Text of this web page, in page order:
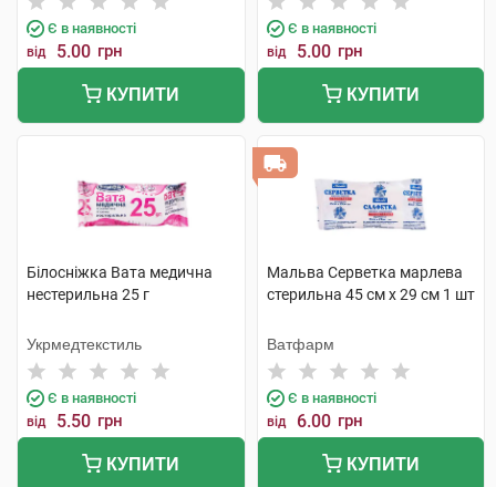
Є в наявності
від 5.00 грн
КУПИТИ
Є в наявності
від 5.00 грн
КУПИТИ
Білосніжка Вата медична
нестерильна 25 г
Укрмедтекстиль
Є в наявності
від 5.50 грн
КУПИТИ
Мальва Серветка марлева
стерильна 45 см x 29 cм 1 шт
Ватфарм
Є в наявності
від 6.00 грн
КУПИТИ